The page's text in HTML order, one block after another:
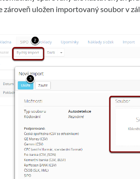
uložen importovaný soubor v